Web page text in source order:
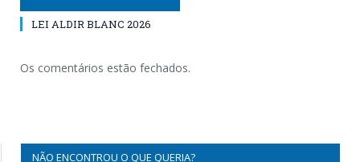
LEI ALDIR BLANC 2026
Os comentários estão fechados.
NÃO ENCONTROU O QUE QUERIA?